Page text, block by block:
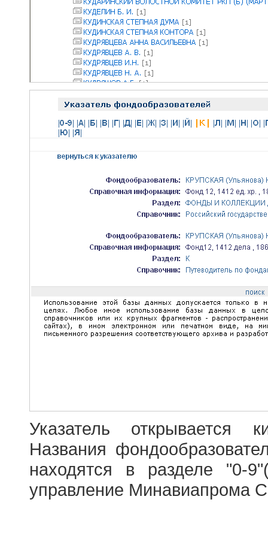
Указатель открывается
Названия
находятся в разделе "0-
управление Минавиапрома